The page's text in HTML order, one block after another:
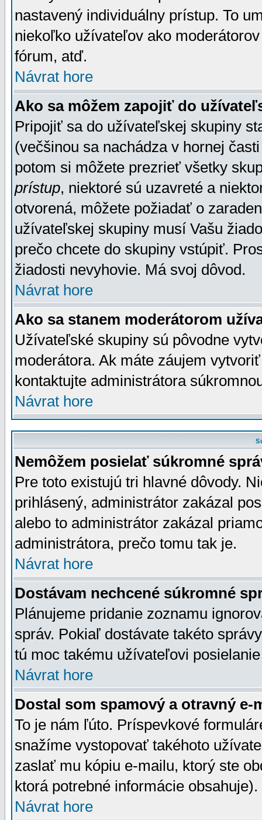
nastavený individuálny prístup. To
niekoľko užívateľov ako
fórum, atď.
Návrat hore
Ako sa môžem zapojiť do
Pripojiť sa do užívateľskej skupiny
(večšinou sa nachádza v hornej
potom si môžete prezrieť všetky
prístup, niektoré sú uzavreté a
otvorená, môžete požiadať o
užívateľskej skupiny musí Vašu
prečo chcete do skupiny vstúpiť.
žiadosti nevyhovie. Má svoj dôvod.
Návrat hore
Ako sa stanem moderátorom
Užívateľské skupiny sú pôvodne
moderátora. Ak máte záujem
kontaktujte administrátora
Návrat hore
Nemôžem posielať súkromné
Pre toto existujú tri hlavné dôvody.
prihlásený, administrátor zakázal
alebo to administrátor zakázal
administrátora, prečo tomu tak je.
Návrat hore
Dostávam nechcené súkromné
Plánujeme pridanie zoznamu
správ. Pokiaľ dostávate takéto
tú moc takému užívateľovi
Návrat hore
Dostal som spamový a otravný e-
To je nám ľúto. Príspevkové
snažíme vystopovať takéhoto
zaslať mu kópiu e-mailu, ktorý ste
ktorá potrebné informácie
Návrat hore